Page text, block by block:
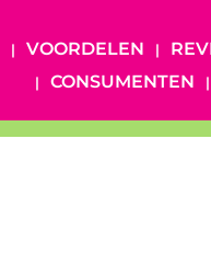
VOORDELEN
CONSUMENTEN